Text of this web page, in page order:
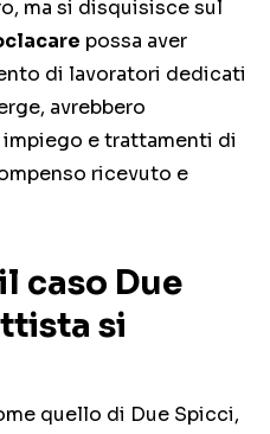
ma si disquisisce sul
possa aver
di lavoratori dedicati
avrebbero
e trattamenti di
ricevuto e
caso Due
si
quello di Due Spicci,